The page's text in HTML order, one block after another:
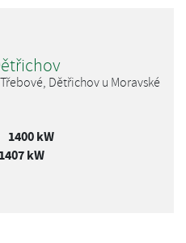
Dětřichov u Moravské
1400 kW
1407 kW